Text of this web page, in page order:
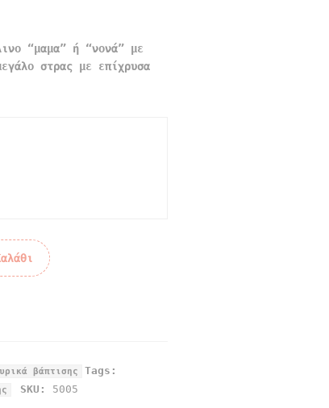
“μαμα” ή “νονά” με
στρας με επίχρυσα
βάπτισης Tags:
SKU: 5005